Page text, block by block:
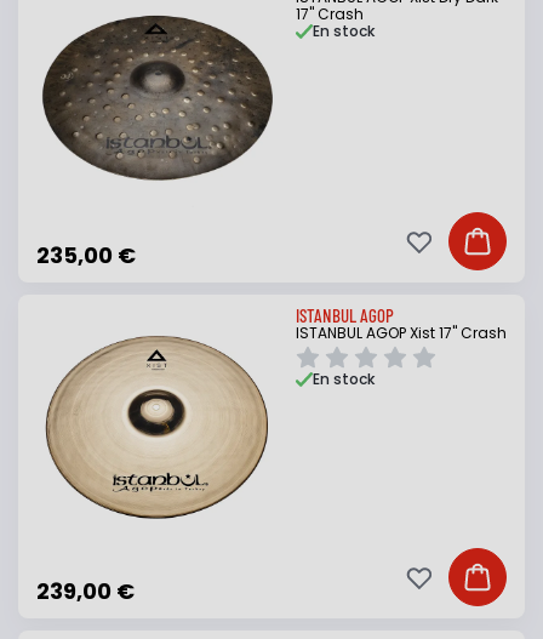
17" Crash
235,00 €
En stock
Ajouter
Ajouter à ma
ISTANBUL AGOP
ISTANBUL AGOP Xist 17" Crash
239,00 €
En stock
Ajouter
Ajouter à ma